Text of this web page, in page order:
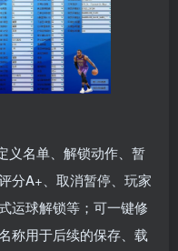
义名单、解锁动作、暂
分A+、取消暂停、玩家
运球解锁等；可一键修
称用于后续的保存、载